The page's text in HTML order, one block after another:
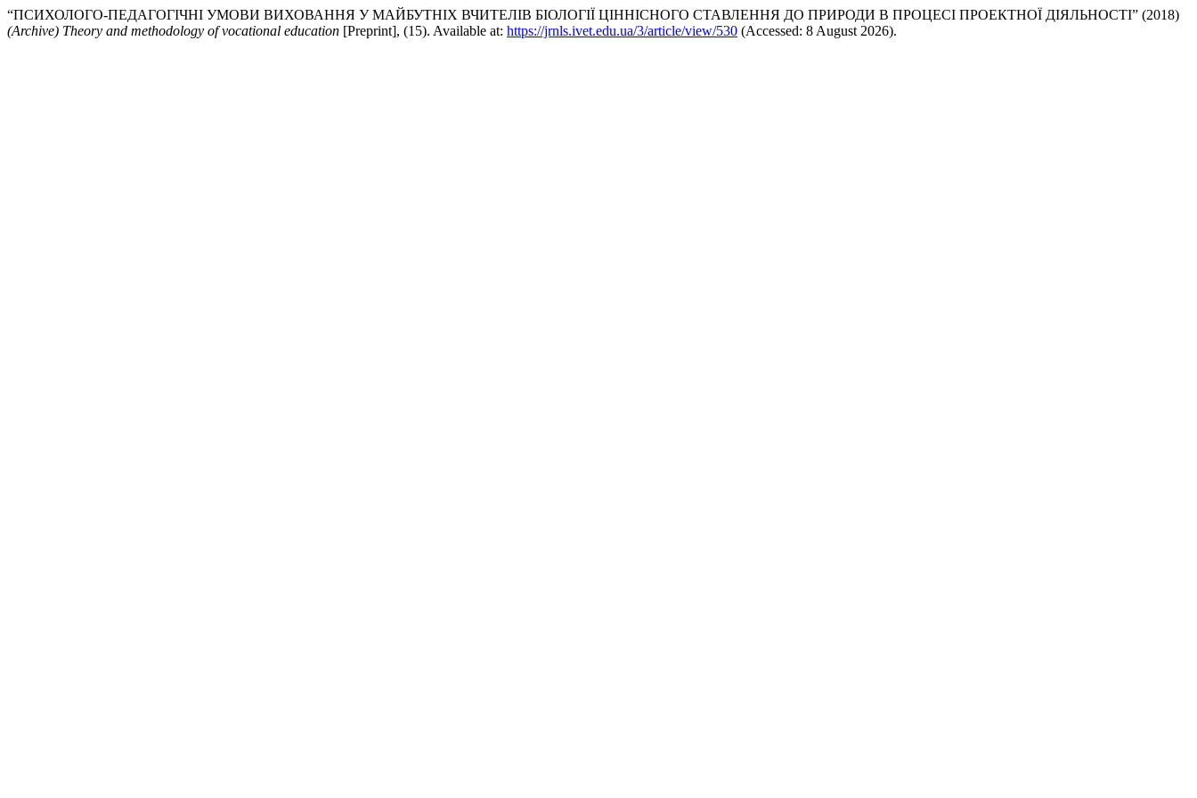
“ПСИХОЛОГО-ПЕДАГОГІЧНІ УМОВИ ВИХОВАННЯ У МАЙБУТНІХ ВЧИТЕЛІВ БІОЛОГІЇ ЦІННІСНОГО СТАВЛЕННЯ ДО ПРИРОДИ В ПРОЦЕСІ ПРОЕКТНОЇ ДІЯЛЬНОСТІ” (2018)
(Archive) Theory and methodology of vocational education [Preprint], (15). Available at: https://jrnls.ivet.edu.ua/3/article/view/530 (Accessed: 8 August 2026).